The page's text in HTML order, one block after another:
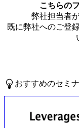
こちらの
弊社担当者
既に弊社へのご登
おすすめのセミ